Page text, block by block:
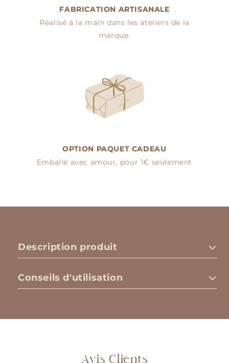
FABRICATION ARTISANALE
Réalisé à la main dans les ateliers de la
marque.
OPTION PAQUET CADEAU
Emballé avec amour, pour 1€ seulement
Description produit
Conseils d'utilisation
Avis Clients